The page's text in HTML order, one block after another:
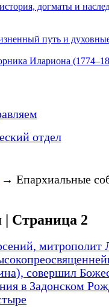
догматы и
путь и
Илариона
отдел
→ Епархиальные
Страница 2
митрополит
совершил
в Задонском